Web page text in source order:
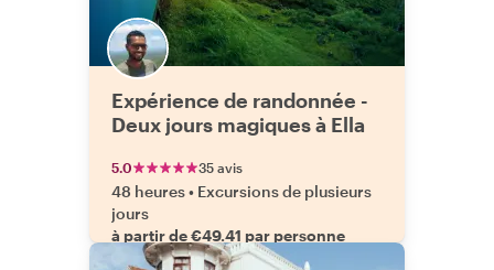
Expérience de randonnée -
Deux jours magiques à Ella
5.0 35 avis
48 heures• Excursions de plusieurs
jours
à partir de €49.41 par personne